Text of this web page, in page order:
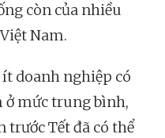
còn của nhiều
Nam.
doanh nghiệp có
ở mức trung bình,
Tết đã có thể